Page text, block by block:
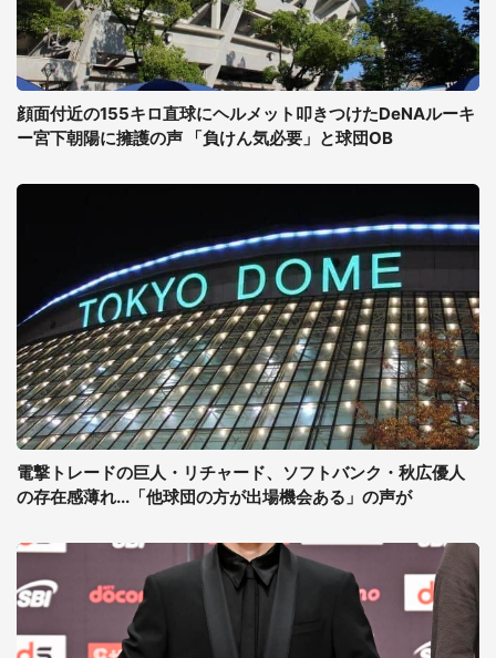
顔面付近の155キロ直球にヘルメット叩きつけたDeNAルーキ
ー宮下朝陽に擁護の声 「負けん気必要」と球団OB
電撃トレードの巨人・リチャード、ソフトバンク・秋広優人
の存在感薄れ...「他球団の方が出場機会ある」の声が